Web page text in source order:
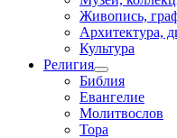
Живопись,
Архитектура,
Культура
Религия
Библия
Евангелие
Молитвослов
Тора